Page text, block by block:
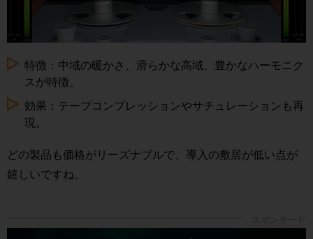
特徴：中域の暖かさ、滑らかな高域、豊かなハーモニク
スが特徴。
効果：テープコンプレッションやサチュレーションも再
現。
どの製品も価格がリーズナブルで、導入の敷居が低い点が
嬉しいですね。